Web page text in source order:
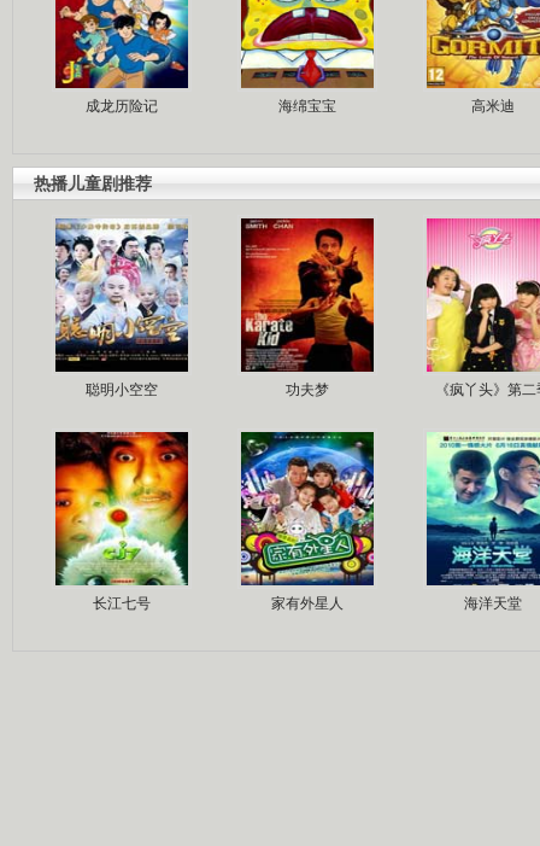
成龙历险记 海绵宝宝 高米迪
热播儿童剧推荐
聪明小空空 功夫梦 《疯丫头》第二
长江七号 家有外星人 海洋天堂